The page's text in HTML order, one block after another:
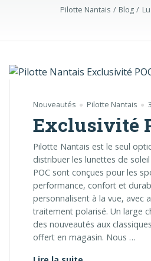
Pilotte Nantais Blog
Nouveautés Pilotte Nantais
Exclusivité
Pilotte Nantais est le seul
distribuer les lunettes de
POC sont conçues pour les
performance, confort et
personnalisent à la vue, avec
traitement polarisé. Un large
des nouveautés aux
offert en magasin. Nous …